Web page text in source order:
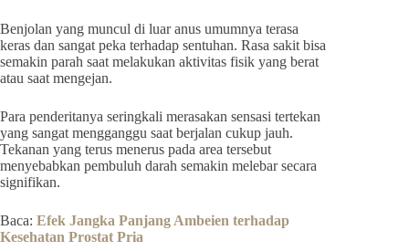
Benjolan yang muncul di luar anus umumnya terasa
keras dan sangat peka terhadap sentuhan. Rasa sakit bisa
semakin parah saat melakukan aktivitas fisik yang berat
atau saat mengejan.
Para penderitanya seringkali merasakan sensasi tertekan
yang sangat mengganggu saat berjalan cukup jauh.
Tekanan yang terus menerus pada area tersebut
menyebabkan pembuluh darah semakin melebar secara
signifikan.
Baca: Efek Jangka Panjang Ambeien terhadap
Kesehatan Prostat Pria